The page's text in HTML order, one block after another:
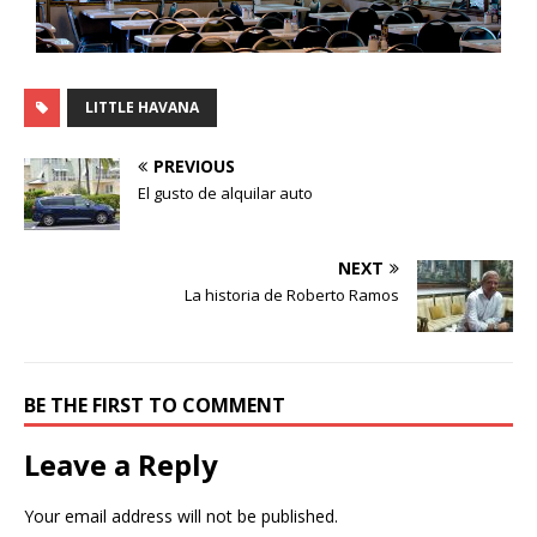
LITTLE HAVANA
PREVIOUS
El gusto de alquilar auto
NEXT
La historia de Roberto Ramos
BE THE FIRST TO COMMENT
Leave a Reply
Your email address will not be published.